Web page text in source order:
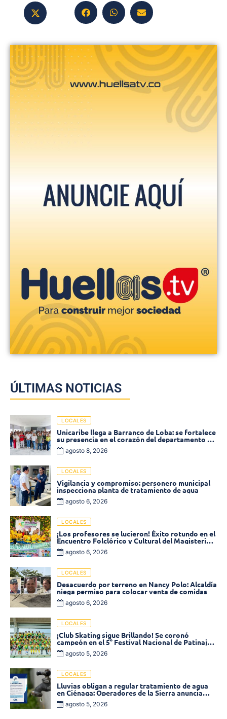
ÚLTIMAS NOTICIAS
LOCALES
Unicaribe llega a Barranco de Loba: se fortalece
su presencia en el corazón del departamento de
Bolívar
agosto 8, 2026
LOCALES
Vigilancia y compromiso: personero municipal
inspecciona planta de tratamiento de agua
agosto 6, 2026
LOCALES
¡Los profesores se lucieron! Éxito rotundo en el
Encuentro Folclórico y Cultural del Magisterio
2026 en Ciénaga
agosto 6, 2026
LOCALES
Desacuerdo por terreno en Nancy Polo: Alcaldía
niega permiso para colocar venta de comidas
agosto 6, 2026
LOCALES
¡Club Skating sigue Brillando! Se coronó
campeón en el 5° Festival Nacional de Patinaje
«Soledad sobre Ruedas»
agosto 5, 2026
LOCALES
Lluvias obligan a regular tratamiento de agua
en Ciénaga: Operadores de la Sierra anuncia
baja presión en varios sectores
agosto 5, 2026